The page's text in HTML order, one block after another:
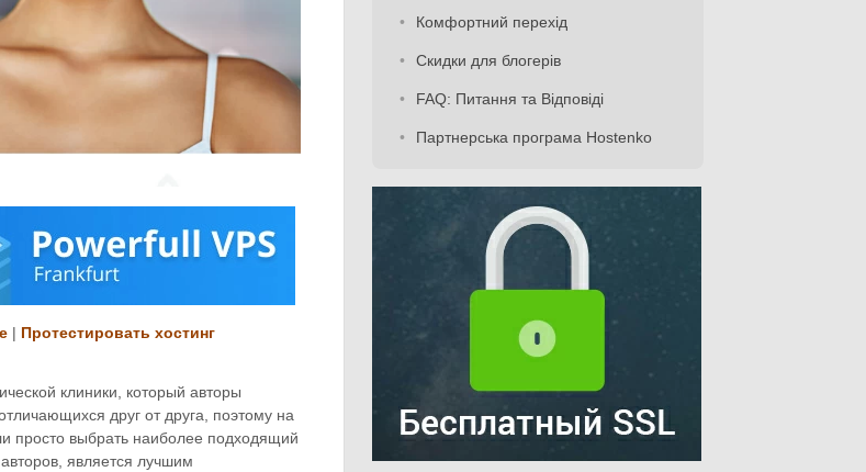
| Протестировать хостинг
клиники, который авторы
друг от друга, поэтому на
просто выбрать наиболее подходящий
является лучшим
Комфортний перехід
Скидки для блогерів
FAQ: Питання та Відповіді
Партнерська програма Hostenko